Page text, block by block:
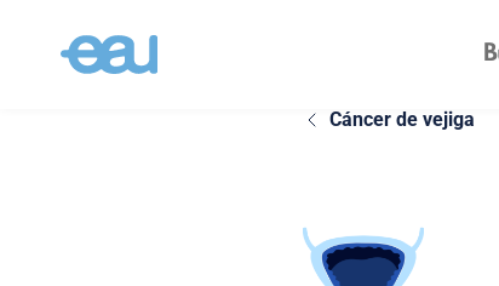
Cáncer de vejiga